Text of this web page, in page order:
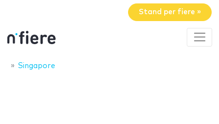
Stand per fiere »
Singapore